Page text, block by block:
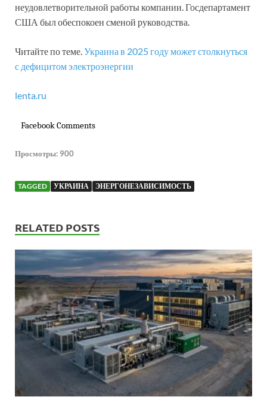
неудовлетворительной работы компании. Госдепартамент
США был обеспокоен сменой руководства.
Читайте по теме.Украина в 2025 году может столкнуться
с дефицитом электроэнергии
lenta.ru
Facebook Comments
Просмотры: 900
TAGGED УКРАИНА ЭНЕРГОНЕЗАВИСИМОСТЬ
RELATED POSTS